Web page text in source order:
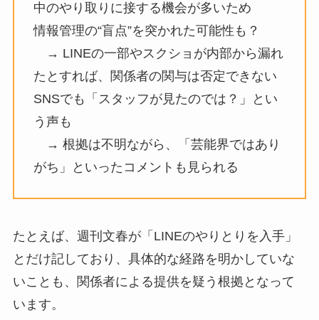
中のやり取りに接する機会が多いため
情報管理の“盲点”を突かれた可能性も？
→ LINEの一部やスクショが内部から漏れ
たとすれば、関係者の関与は否定できない
SNSでも「スタッフが見たのでは？」とい
う声も
→ 根拠は不明ながら、「芸能界ではあり
がち」といったコメントも見られる
たとえば、週刊文春が「LINEのやりとりを入手」
とだけ記しており、具体的な経路を明かしていな
いことも、関係者による提供を疑う根拠となって
います。